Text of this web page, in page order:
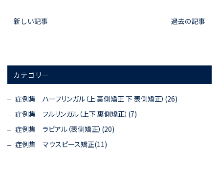
新しい記事 過去の記事
カテゴリー
症例集 ハーフリンガル（上 裏側矯正 下 表側矯正）(26)
症例集 フルリンガル（上下 裏側矯正）(7)
症例集 ラビアル（表側矯正）(20)
症例集 マウスピース矯正(11)